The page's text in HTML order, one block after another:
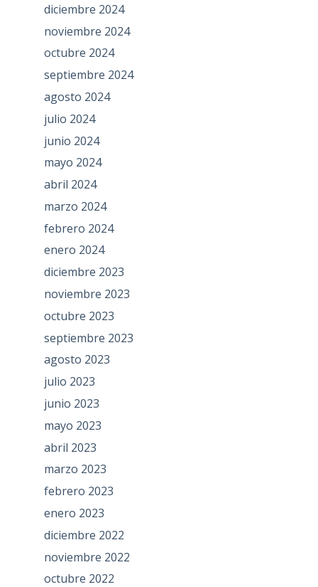
diciembre 2024
noviembre 2024
octubre 2024
septiembre 2024
agosto 2024
julio 2024
junio 2024
mayo 2024
abril 2024
marzo 2024
febrero 2024
enero 2024
diciembre 2023
noviembre 2023
octubre 2023
septiembre 2023
agosto 2023
julio 2023
junio 2023
mayo 2023
abril 2023
marzo 2023
febrero 2023
enero 2023
diciembre 2022
noviembre 2022
octubre 2022